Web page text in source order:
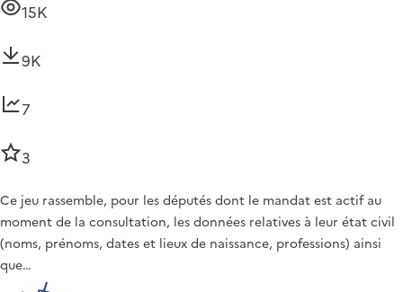
15K
9K
7
3
Ce jeu rassemble, pour les députés dont le mandat est actif au
moment de la consultation, les données relatives à leur état civil
(noms, prénoms, dates et lieux de naissance, professions) ainsi
que…